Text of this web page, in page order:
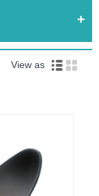
View as